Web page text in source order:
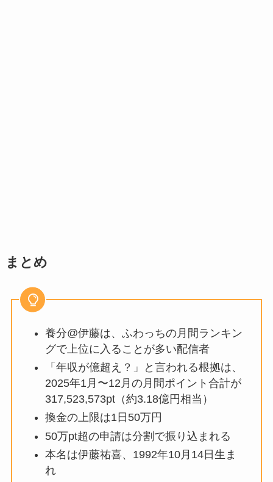
まとめ
養分@伊藤は、ふわっちの月間ランキン
グで上位に入ることが多い配信者
「年収が億超え？」と言われる根拠は、
2025年1月〜12月の月間ポイント合計が
317,523,573pt（約3.18億円相当）
換金の上限は1日50万円
50万pt超の申請は分割で振り込まれる
本名は伊藤祐喜、1992年10月14日生ま
れ